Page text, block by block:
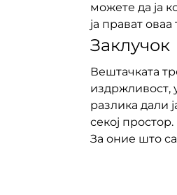
можете да ја
ја прават
Заклучок
Вештачката
издржливост,
разлика дали
секој простор.
За оние што